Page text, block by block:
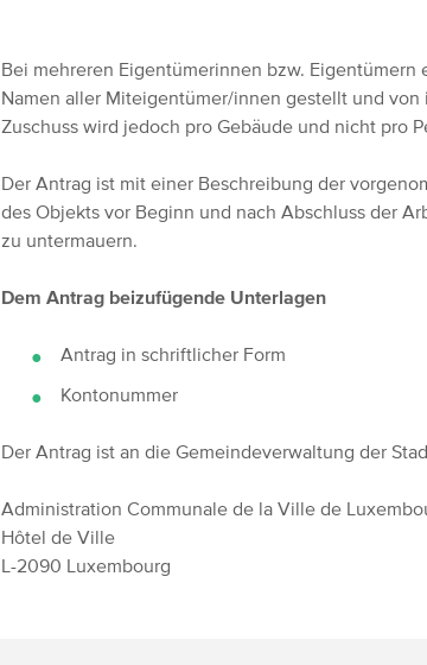
Bei mehreren Eigentümerinnen bzw. Eigentümern
Namen aller Miteigentümer/innen gestellt und
Zuschuss wird jedoch pro Gebäude und nicht pro
Der Antrag ist mit einer Beschreibung der
des Objekts vor Beginn und nach Abschluss der
zu untermauern.
Dem Antrag beizufügende Unterlagen
Antrag in schriftlicher Form
Kontonummer
Der Antrag ist an die Gemeindeverwaltung der
Administration Communale de la Ville de
Hôtel de Ville
L-2090 Luxembourg